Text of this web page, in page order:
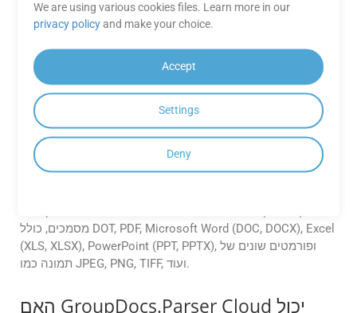
האם יש תיעוד זמין עבור
GroupDocs.Parser Cloud?
כן, GroupDocs.Parser Cloud מספק
הפניה
ל-API
, [דוגמאות SDK] (https://groupdocscloud.github.io/),
דגימות קוד
, ומדריכים שיעזרו לך התחל עם שילוב ושימוש יעיל ב-
API.
אילו פורמטים של מסמכים נתמכים על ידי
מסמכים, כולל DOT, PDF, Microsoft Word (DOC, DOCX), Excel
(XLS, XLSX), PowerPoint (PPT, PPTX), ופורמטים שונים של
תמונה כמו JPEG, PNG, TIFF, ועוד.
האם GroupDocs.Parser Cloud יכול
We are using various cookies files. Learn more in our
privacy policyand make your choice.
Accept
Settings
Deny